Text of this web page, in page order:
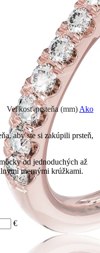
Veľkosť prsteňa (mm) Ako
aby ste si zakúpili prsteň,
od jednoduchých až
mernými krúžkami.
€